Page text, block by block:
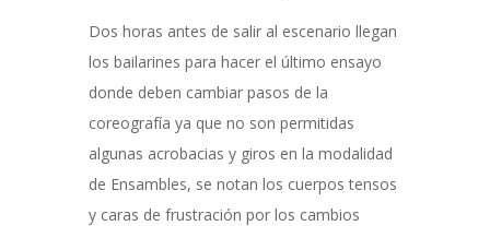
Dos horas antes de salir al escenario llegan
los bailarines para hacer el último ensayo
donde deben cambiar pasos de la
coreografía ya que no son permitidas
algunas acrobacias y giros en la modalidad
de Ensambles, se notan los cuerpos tensos
y caras de frustración por los cambios